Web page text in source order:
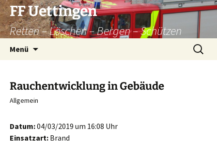
Zum
Inhalt
springen
FF Uettingen
Retten – Löschen – Bergen – Schützen
Menü
Suchen
nach:
Rauchentwicklung in Gebäude
Allgemein
Datum:04/03/2019 um 16:08 Uhr
Einsatzart: Brand